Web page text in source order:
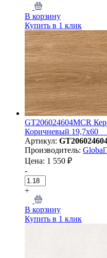
В корзину
Купить в 1 клик
GT206024604MCR
Коричневый 19,7x60 _
Артикул:
Производитель:
Цена: 1 550 ₽
-
+
В корзину
Купить в 1 клик